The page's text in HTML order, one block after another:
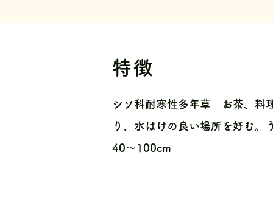
特徴
シソ科耐寒性多年草 お茶、料
り、水はけの良い場所を好む。
40〜100cm